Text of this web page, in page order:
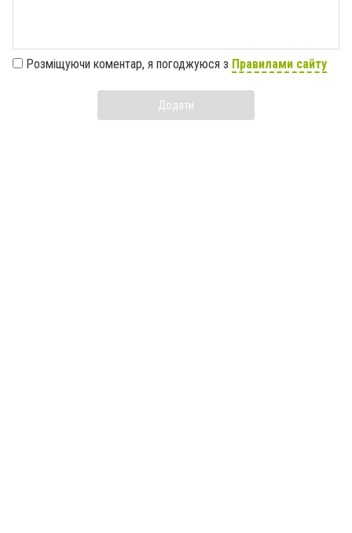
Розміщуючи коментар, я погоджуюся з Правилами сайту
Додати